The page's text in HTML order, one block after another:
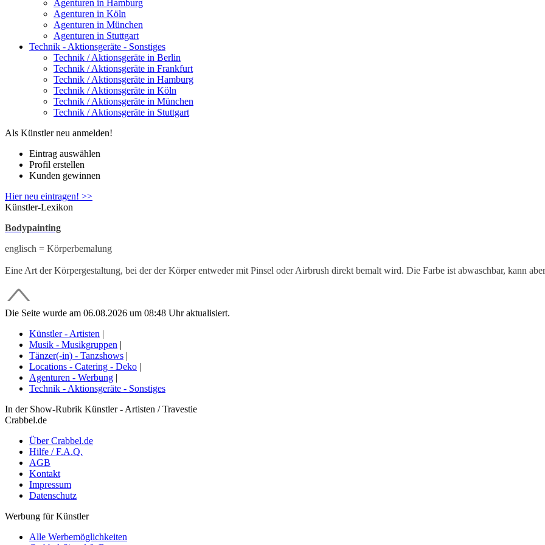
Agenturen in Hamburg
Agenturen in Köln
Agenturen in München
Agenturen in Stuttgart
Technik - Aktionsgeräte - Sonstiges
Technik / Aktionsgeräte in Berlin
Technik / Aktionsgeräte in Frankfurt
Technik / Aktionsgeräte in Hamburg
Technik / Aktionsgeräte in Köln
Technik / Aktionsgeräte in München
Technik / Aktionsgeräte in Stuttgart
Als Künstler neu anmelden!
Eintrag auswählen
Profil erstellen
Kunden gewinnen
Hier neu eintragen! >>
Künstler-Lexikon
Bodypainting
englisch = Körperbemalung
Eine Art der Körpergestaltung, bei der der Körper entweder mit Pinsel oder Airbrush direkt bemalt wird. Die Farbe ist abwaschbar, kann
Die Seite wurde am 06.08.2026 um 08:48 Uhr aktualisiert.
Künstler - Artisten |
Musik - Musikgruppen |
Tänzer(-in) - Tanzshows |
Locations - Catering - Deko |
Agenturen - Werbung |
Technik - Aktionsgeräte - Sonstiges
In der Show-Rubrik Künstler - Artisten / Travestie
Crabbel.de
Über Crabbel.de
Hilfe / F.A.Q.
AGB
Kontakt
Impressum
Datenschutz
Werbung für Künstler
Alle Werbemöglichkeiten